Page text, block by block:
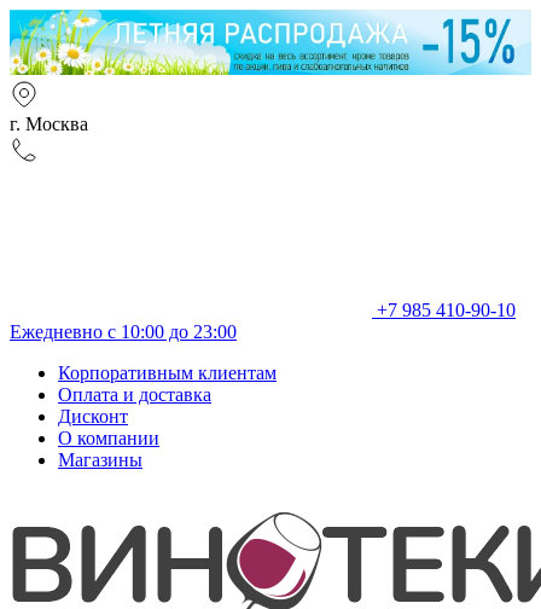
г. Москва
+7 985 410-90-10
Ежедневно с 10:00 до 23:00
Корпоративным клиентам
Оплата и доставка
Дисконт
О компании
Магазины